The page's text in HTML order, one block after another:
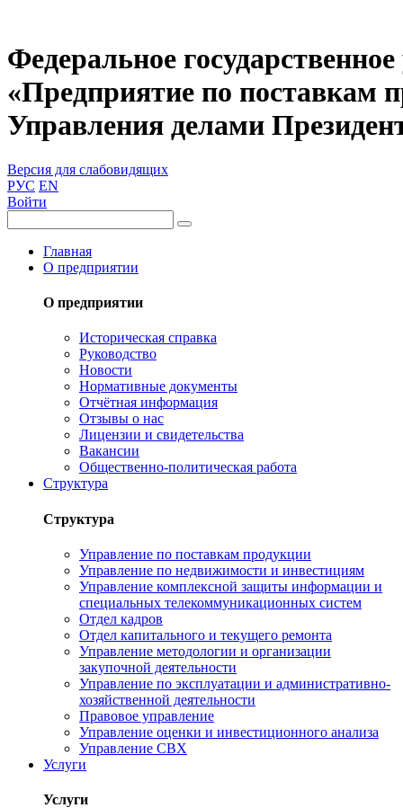
Федеральное
«Предприятие по поставкам
Управления делами
Версия для слабовидящих
РУС EN
Войти
Главная
О предприятии
О предприятии
Историческая справка
Руководство
Новости
Нормативные документы
Отчётная информация
Отзывы о нас
Лицензии и свидетельства
Вакансии
Общественно-политическая работа
Структура
Структура
Управление по поставкам продукции
Управление по недвижимости и инвестициям
Управление комплексной защиты информации и
специальных телекоммуникационных систем
Отдел кадров
Отдел капитального и текущего ремонта
Управление методологии и организации
закупочной деятельности
Управление по эксплуатации и административно-
хозяйственной деятельности
Правовое управление
Управление оценки и инвестиционного анализа
Управление СВХ
Услуги
Услуги